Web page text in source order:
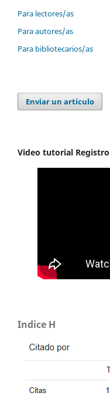
Para lectores/as
Para autores/as
Para bibliotecarios/as
Enviar un artículo
Video tutorial
Indice H